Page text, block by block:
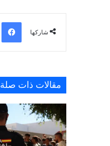
شاركها
مقالات ذات صلة